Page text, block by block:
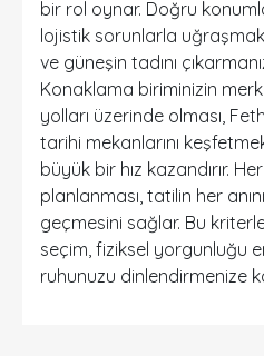
bir rol oynar. Doğru
lojistik sorunlarla
ve güneşin tadını
Konaklama biriminizin
yolları üzerinde olması,
tarihi mekanlarını
büyük bir hız kazandırır.
planlanması, tatilin her
geçmesini sağlar. Bu
seçim, fiziksel yorgunluğu
ruhunuzu dinlendirmenize